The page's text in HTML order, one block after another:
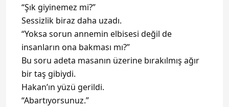
“Şık giyinemez mi?”
Sessizlik biraz daha uzadı.
“Yoksa sorun annemin elbisesi değil de
insanların ona bakması mı?”
Bu soru adeta masanın üzerine bırakılmış ağır
bir taş gibiydi.
Hakan’ın yüzü gerildi.
“Abartıyorsunuz.”